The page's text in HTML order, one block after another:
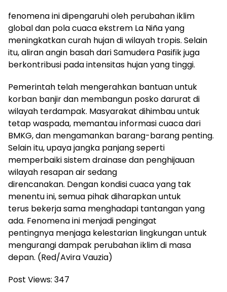
fenomena ini dipengaruhi oleh perubahan iklim
global dan pola cuaca ekstrem La Niña yang
meningkatkan curah hujan di wilayah tropis. Selain
itu, aliran angin basah dari Samudera Pasifik juga
berkontribusi pada intensitas hujan yang tinggi.
Pemerintah telah mengerahkan bantuan untuk
korban banjir dan membangun posko darurat di
wilayah terdampak. Masyarakat dihimbau untuk
tetap waspada, memantau informasi cuaca dari
BMKG, dan mengamankan barang-barang penting.
Selain itu, upaya jangka panjang seperti
memperbaiki sistem drainase dan penghijauan
wilayah resapan air sedang
direncanakan. Dengan kondisi cuaca yang tak
menentu ini, semua pihak diharapkan untuk
terus bekerja sama menghadapi tantangan yang
ada. Fenomena ini menjadi pengingat
pentingnya menjaga kelestarian lingkungan untuk
mengurangi dampak perubahan iklim di masa
depan. (Red/Avira Vauzia)
Post Views: 347